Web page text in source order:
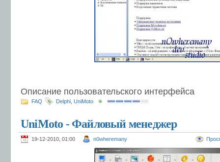
Описание пользовательского интерфейса
FAQ Delphi UniMoto
UniMoto - Файловый менеджер
19-12-2010, 01:00 n0wheremany